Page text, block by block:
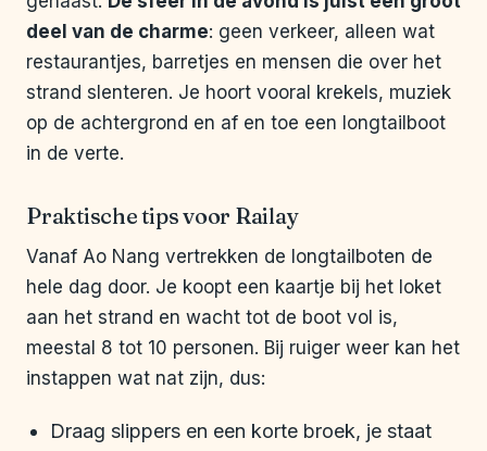
deel van de charme: geen verkeer, alleen wat
restaurantjes, barretjes en mensen die over het
strand slenteren. Je hoort vooral krekels, muziek
op de achtergrond en af en toe een longtailboot
in de verte.
Praktische tips voor Railay
Vanaf Ao Nang vertrekken de longtailboten de
hele dag door. Je koopt een kaartje bij het loket
aan het strand en wacht tot de boot vol is,
meestal 8 tot 10 personen. Bij ruiger weer kan het
instappen wat nat zijn, dus:
Draag slippers en een korte broek, je staat